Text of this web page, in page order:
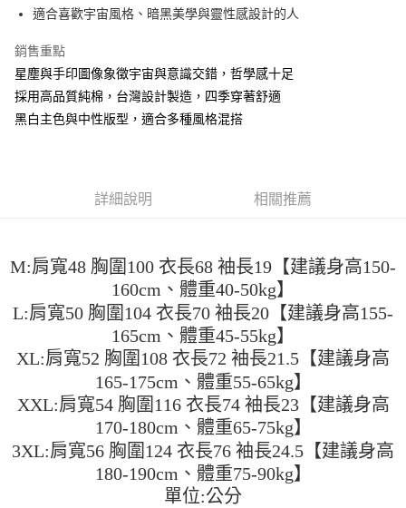
Google Pay
全盈+PAY
【大哥付你分期使用說明】
法說明評估內容。
【繳款方式說明】
1.分期款項不併入電信帳單，「大哥付你分期」於每月結算日後寄送繳費提
醒簡訊。
2.透過簡訊連結打開帳單後，可選擇「超商條碼／台灣大直營門市／銀行轉
帳／街口支付／iPASS MONEY」等通路繳費。
1.本服務係由「台灣大哥大股份有限公司」（以下簡稱本公司）所提供，讓
用戶於交易時，得透過本服務購買商品或服務，並由商店將買賣／分期付款
買賣價金債權讓與本公司後，依約使用本公司帳單繳交帳款。
2.基於同意付款使用「大哥付你分期」之契約關係目的，商店將以您的個人
資料（包含姓名、電話或地址）提供予台灣大哥大進項蒐集、處理及利用，
由本公司與您本人進行分期帳單所需資料之確認、核對及更正。
3.完整用戶服務條款，請詳閱以下連結：https://oppay.tw/userRule
AFTEE先享後付是「在收到商品之後才付款」的支付方式。 讓您購物簡單
３．安心：先確認商品／服務後，再付款。
【「AFTEE先享後付」結帳流程】
１．於結帳方式選擇「AFTEE先享後付」後，將跳轉至「AFTEE先享後付」
結帳頁面，進行簡訊認證並確認金額後，即可完成結帳。
２．訂單成立數日內，您將收到繳費通知簡訊。
３．收到繳費通知簡訊後14天內，點擊此簡訊中的連結，可透過四大超商／
ATM／網路銀行／等多元方式進行付款，方視為交易完成。
※ 請注意：結帳手續完成當下不需立刻繳費，但若您需要取消訂單，請聯絡
購買商品的店家。未經商家同意取消之訂單仍視為有效，需透過AFTEE先享
後付繳納相關費用。
※ 交易是否成功請以「AFTEE先享後付 」之結帳頁面顯示為準，若有關於
是否繳費成功／繳費後需取消欲退款等相關疑問，請聯繫「AFTEE先享後付
客戶支援中心」https://netprotections.freshdesk.com/support/home
全家取貨付款
每筆NT$45
每筆NT$45，滿NT$499(含以上)免運費
付款 後7-11取貨
每筆NT$45，滿NT$499(含以上)免運費
適合喜歡宇宙風格、暗黑美學與靈性感設計的人
銷售重點
星塵與手印圖像象徵宇宙與意識交錯，哲學感十足
採用高品質純棉，台灣設計製造，四季穿著舒適
黑白主色與中性版型，適合多種風格混搭
詳細說明 相關推薦
M:肩寬48 胸圍100 衣長68 袖長19【建議身高150-
160cm、體重40-50kg】
L:肩寬50 胸圍104 衣長70 袖長20【建議身高155-
165cm、體重45-55kg】
XL:肩寬52 胸圍108 衣長72 袖長21.5【建議身高
165-175cm、體重55-65kg】
XXL:肩寬54 胸圍116 衣長74 袖長23【建議身高
170-180cm、體重65-75kg】
3XL:肩寬56 胸圍124 衣長76 袖長24.5【建議身高
180-190cm、體重75-90kg】
單位:公分